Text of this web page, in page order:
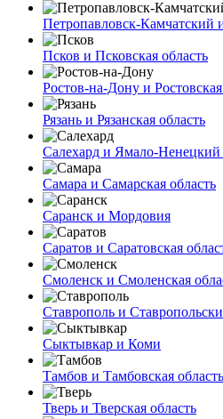
Петропавловск-Камчатский
Псков и Псковская область
Ростов-на-Дону и Ростовская
Рязань и Рязанская область
Салехард и Ямало-
Самара и Самарская область
Саранск и Мордовия
Саратов и Саратовская
Смоленск и Смоленская
Ставрополь и
Сыктывкар и Коми
Тамбов и Тамбовская область
Тверь и Тверская область